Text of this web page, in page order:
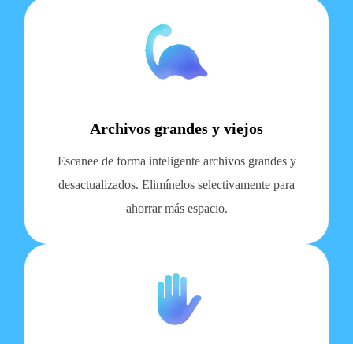
Archivos grandes y viejos
Escanee de forma inteligente archivos grandes y
desactualizados. Elimínelos selectivamente para
ahorrar más espacio.